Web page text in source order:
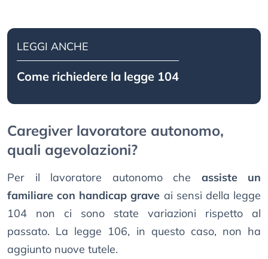
LEGGI ANCHE
Come richiedere la legge 104
Caregiver lavoratore autonomo,
quali agevolazioni?
Per il lavoratore autonomo che assiste un
familiare con handicap grave ai sensi della legge
104 non ci sono state variazioni rispetto al
passato. La legge 106, in questo caso, non ha
aggiunto nuove tutele.